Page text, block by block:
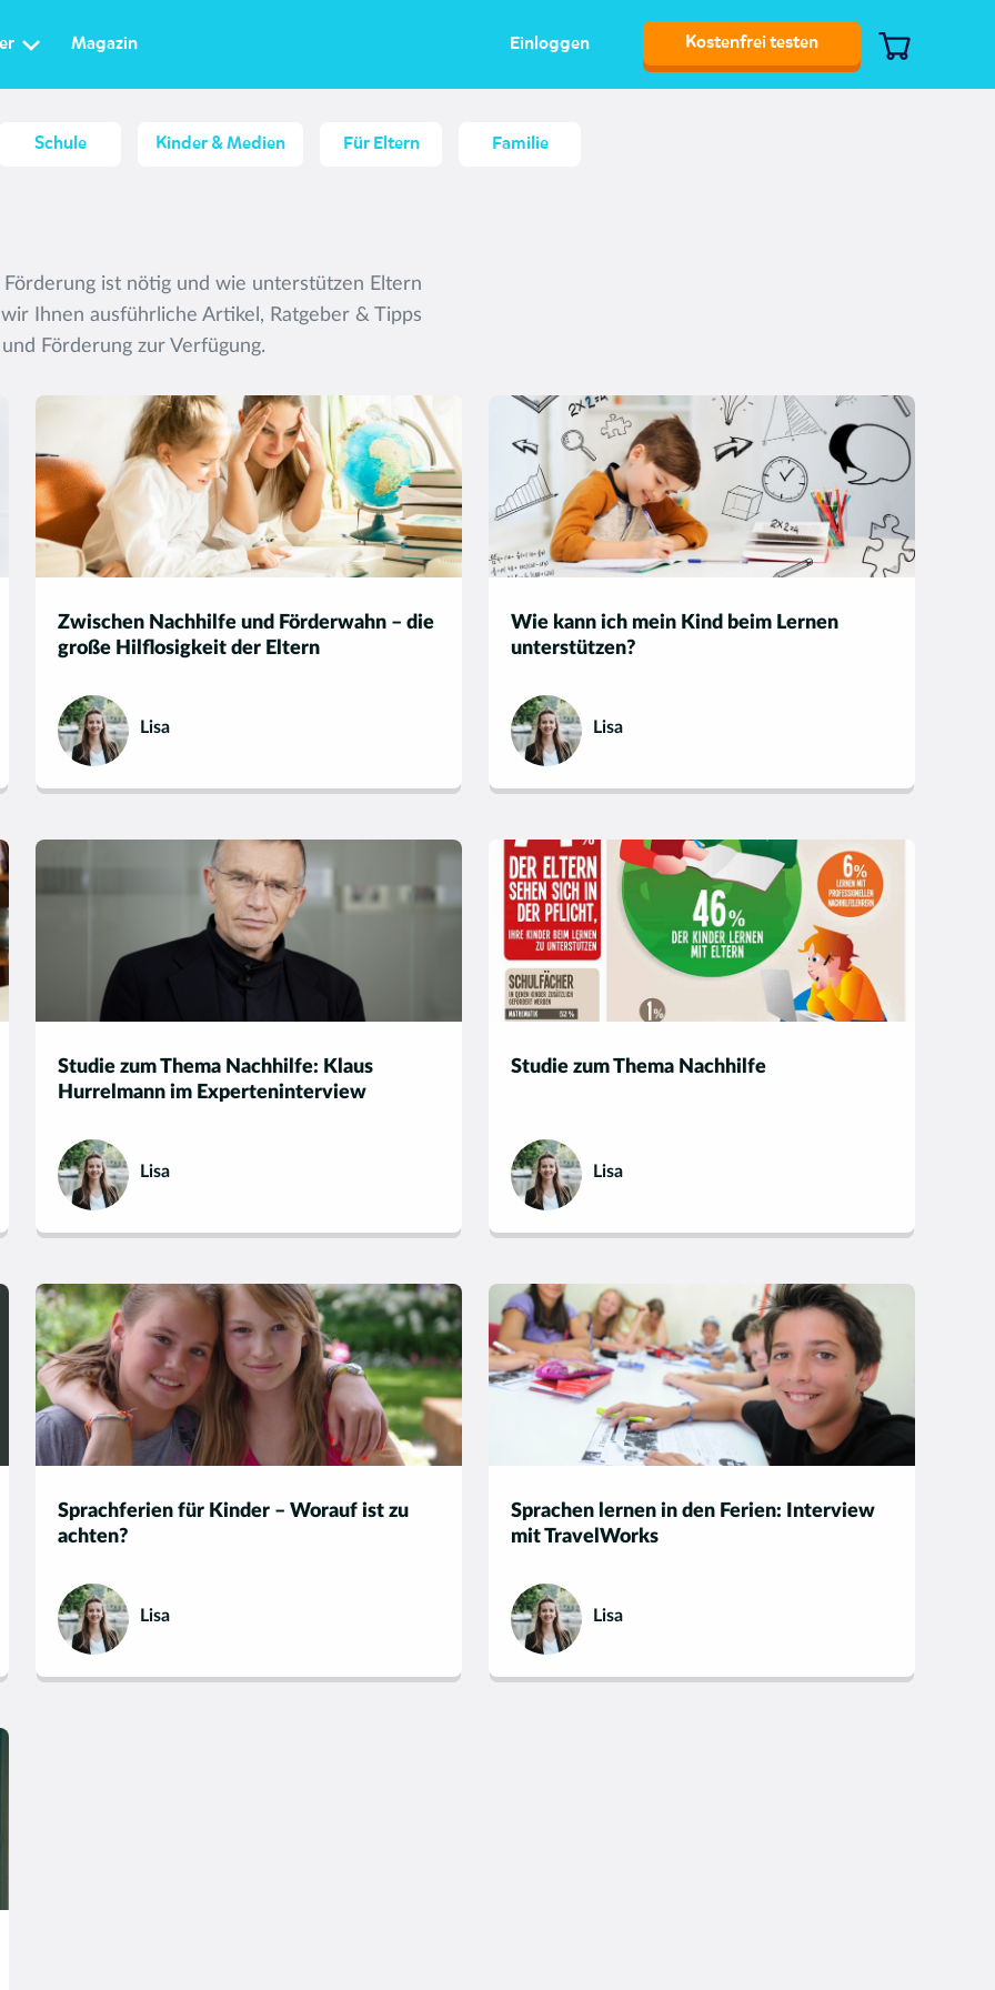
Magazin Einloggen Kostenfrei testen
Schule Kinder & Medien Für Eltern Familie
ist nötig und wie unterstützen Eltern
Ihnen ausführliche Artikel, Ratgeber & Tipps
Förderung zur Verfügung.
Zwischen Nachhilfe und Förderwahn – die
große Hilflosigkeit der Eltern
Lisa
Wie kann ich mein Kind beim Lernen
unterstützen?
Lisa
Studie zum Thema Nachhilfe: Klaus
Hurrelmann im Experteninterview
Lisa
Studie zum Thema Nachhilfe
Lisa
Sprachferien für Kinder – Worauf ist zu
achten?
Lisa
Sprachen lernen in den Ferien: Interview
mit TravelWorks
Lisa